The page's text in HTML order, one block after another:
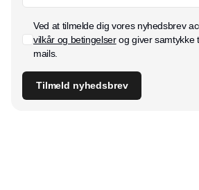
Ved at tilmelde dig vores nyhedsbrev
vilkår og betingelserog giver samtykke
mails.
Tilmeld nyhedsbrev